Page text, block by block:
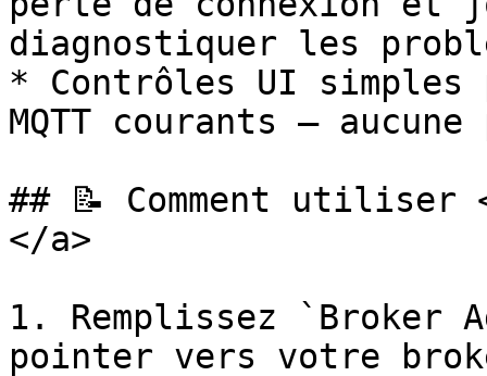
diagnostiquer les
* Contrôles UI simples
MQTT courants —
## 📝 Comment utiliser
</a>
1. Remplissez `Broker
pointer vers votre